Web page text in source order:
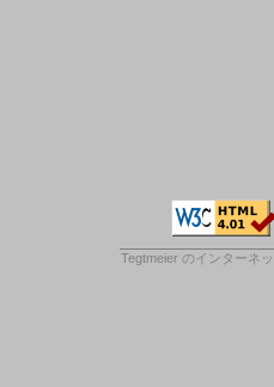
Tegtmeier のインターネ